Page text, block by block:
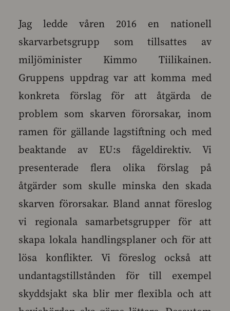
Jag ledde våren 2016 en nationell
skarvarbetsgrupp som tillsattes av
miljöminister Kimmo Tiilikainen.
Gruppens uppdrag var att komma med
konkreta förslag för att åtgärda de
problem som skarven förorsakar, inom
ramen för gällande lagstiftning och med
beaktande av EU:s fågeldirektiv. Vi
presenterade flera olika förslag på
åtgärder som skulle minska den skada
skarven förorsakar. Bland annat föreslog
vi regionala samarbetsgrupper för att
skapa lokala handlingsplaner och för att
lösa konflikter. Vi föreslog också att
undantagstillstånden för till exempel
skyddsjakt ska blir mer flexibla och att